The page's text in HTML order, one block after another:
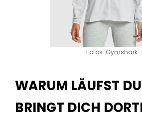
Fotos: Gymshark
WARUM LÄUFST
BRINGT DICH